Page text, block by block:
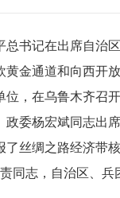
总书记在出席自治
黄金通道和向西开
位，在乌鲁木齐召
政委杨宏斌同志出
了丝绸之路经济带
同志，自治区、兵